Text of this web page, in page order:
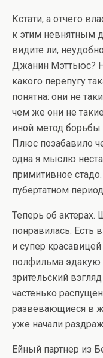
Кстати, а отчего
к этим невнятным
видите ли,
Джанин Мэттьюс?
какого перепугу
понятна: они не
чем же они не
иной метод борьбы
Плюс позабавило
одна я мыслю
примитивное
пубертатном
Теперь об
понравилась. Есть
и супер
полфильма
зрительский
частенько
развевающиеся в
уже начали
Ейный партнер из